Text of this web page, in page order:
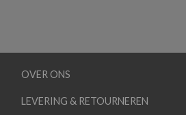
OVER ONS
LEVERING & RETOURNEREN